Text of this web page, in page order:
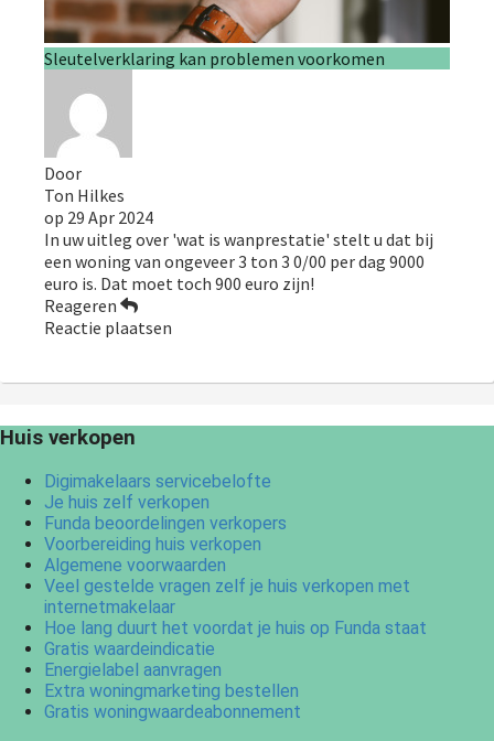
Sleutelverklaring kan problemen voorkomen
Door
Ton Hilkes
op 29 Apr 2024
In uw uitleg over 'wat is wanprestatie' stelt u dat bij
een woning van ongeveer 3 ton 3 0/00 per dag 9000
euro is. Dat moet toch 900 euro zijn!
Reageren
Reactie plaatsen
Huis verkopen
Digimakelaars servicebelofte
Je huis zelf verkopen
Funda beoordelingen verkopers
Voorbereiding huis verkopen
Algemene voorwaarden
Veel gestelde vragen zelf je huis verkopen met
internetmakelaar
Hoe lang duurt het voordat je huis op Funda staat
Gratis waardeindicatie
Energielabel aanvragen
Extra woningmarketing bestellen
Gratis woningwaardeabonnement